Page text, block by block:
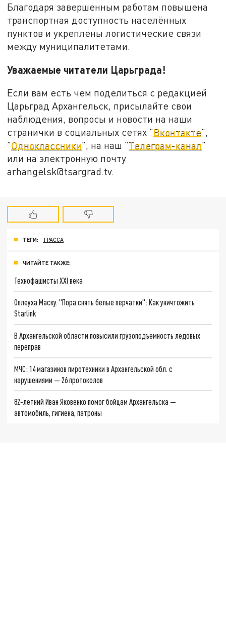
Благодаря завершенным работам повышена
транспортная доступность населённых
пунктов и укреплены логистические связи
между муниципалитетами.
Уважаемые читатели Царьграда!
Если вам есть чем поделиться с редакцией
Царьград Архангельск, присылайте свои
наблюдения, вопросы и новости на наши
странички в социальных сетях "Вконтакте",
"Одноклассники", на наш "Телеграм-канал"
или на электронную почту
arhangelsk@tsargrad.tv.
ТЕГИ: ТРАССА
ЧИТАЙТЕ ТАКЖЕ:
Технофашисты XXI века
Оплеуха Маску. "Пора снять белые перчатки": Как уничтожить
Starlink
В Архангельской области повысили грузоподъемность ледовых
переправ
МЧС: 14 магазинов пиротехники в Архангельской обл. с
нарушениями — 26 протоколов
82‑летний Иван Яковенко помог бойцам Архангельска —
автомобиль, гигиена, патроны